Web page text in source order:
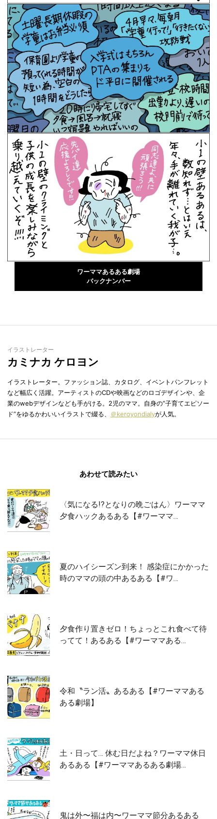
ワーママあるある劇場
バックナンバー
イラストレーター
カミナカ ケロヨン
イラストレーター。ファッション誌、カタログ、イベントパンフレット
など幅広く活躍。アーティストのCDや映画などのロゴデザインや、企
業のwebデザインなども手がける。2児のママ。自身の”子育てエピソー
ド”をゆるかわいいイラストで綴る、 ＠keroyondialyが人気。
あわせて読みたい
〈気になる!?となりの晩ごはん〉ワーママ
夕食ハックあるある【#ワーママ…
夏のハイシーズン到来！ 感染症にかかった
時のママの頭の中あるある【#ワ…
夕食作り置きゼロ！ちょっとこれ食べて待
ってて！あるある【#ワーママある…
令和〝ラン活〟あるある【#ワーママある
ある劇場】
土・日って… 休む日だよね？ワーママ休日
あるある【#ワーママあるある劇場…
鬼は外〜福は内〜ワーママ節分あるある